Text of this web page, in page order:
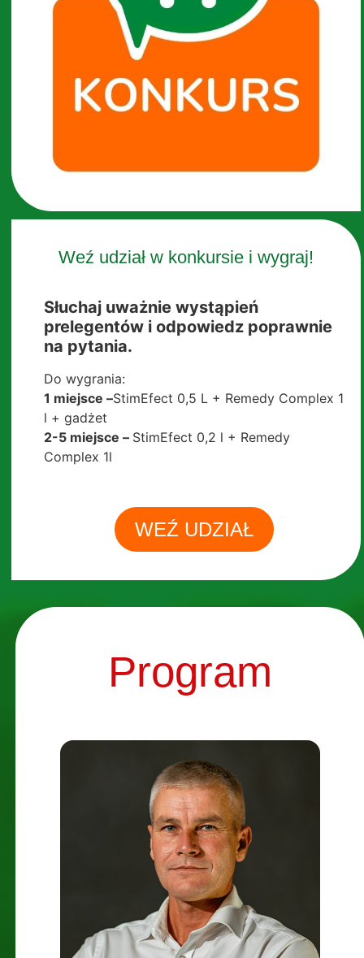
Weź udział w konkursie i wygraj!
Słuchaj uważnie wystąpień
prelegentów i odpowiedz poprawnie
na pytania.
Do wygrania:
1 miejsce –StimEfect 0,5 L + Remedy Complex 1
l + gadżet
2-5 miejsce – StimEfect 0,2 l + Remedy
Complex 1l
WEŹ UDZIAŁ
Program